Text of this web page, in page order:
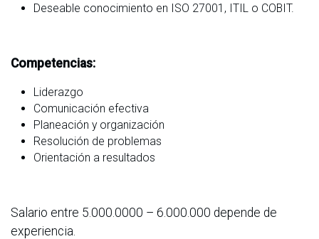
Deseable conocimiento en ISO 27001, ITIL o COBIT.
Competencias:
Liderazgo
Comunicación efectiva
Planeación y organización
Resolución de problemas
Orientación a resultados
Salario entre 5.000.0000 – 6.000.000 depende de
experiencia.